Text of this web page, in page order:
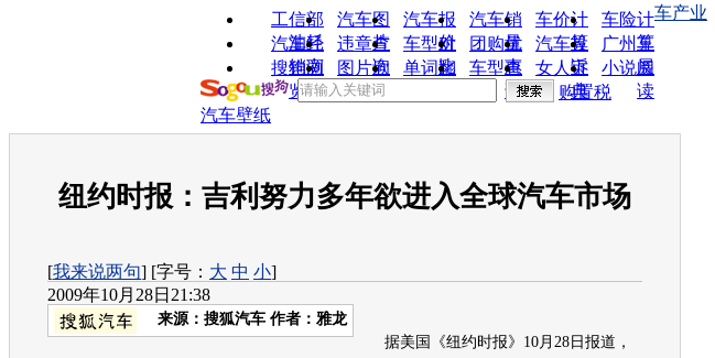
工信部
油耗
汽车图
片
汽车报
价
汽车销
量
车价计
算
车险计
算
汽车经
销商
违章查
询
车型对
比
团购优
惠
汽车投
诉
广州车
展
搜狗浏
览器
图片欣
赏
单词翻
车型查
询
女人宝
典
小说阅
读
车产业
购置税
汽车壁纸
纽约时报：吉利努力多年欲进入全球汽车市场
[我来说两句] [字号： 大 中 小]
2009年10月28日21:38
来源： 搜狐汽车 作者：雅龙
据美国《纽约时报》10月28日报道，